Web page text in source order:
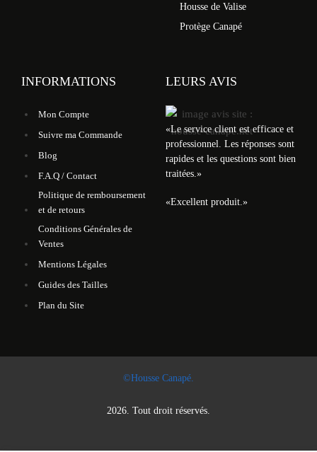
Housse de Valise
Protège Canapé
INFORMATIONS
Mon Compte
Suivre ma Commande
Blog
F.A.Q / Contact
Politique de remboursement
et de retours
Conditions Générales de
Ventes
Mentions Légales
Guides des Tailles
Plan du Site
LEURS AVIS
«Le service client est efficace et
professionnel. Les réponses sont
rapides et les questions sont bien
traitées. »
«Excellent produit.»
©Housse Canapé.
2026. Tout droit réservés.